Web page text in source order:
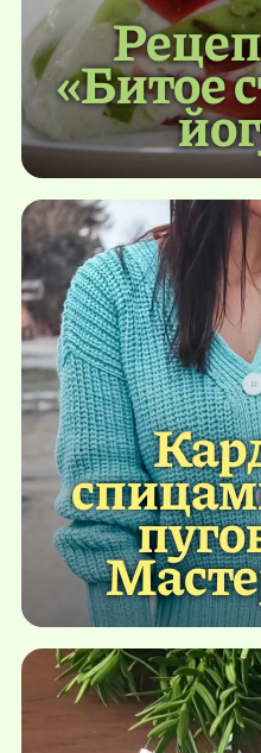
«Битое